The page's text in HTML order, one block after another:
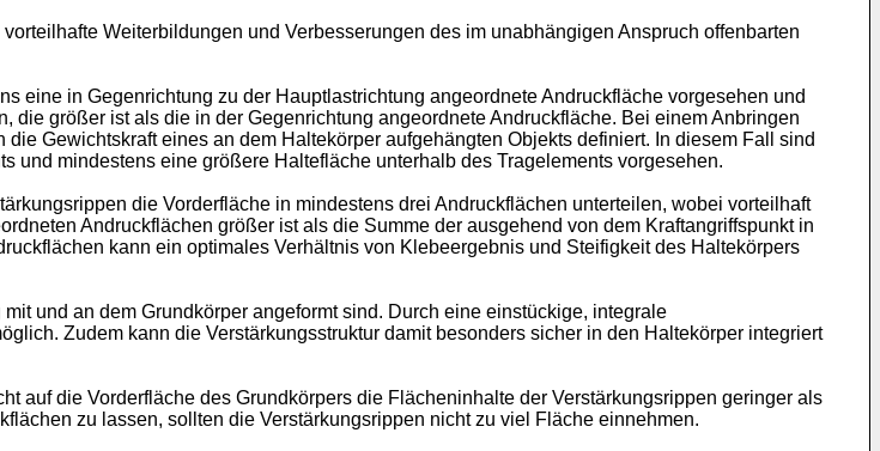
Weiterbildungen und Verbesserungen des im unabhängigen Anspruch offenbarten
eine in Gegenrichtung zu der Hauptlastrichtung angeordnete Andruckfläche vorgesehen und
größer ist als die in der Gegenrichtung angeordnete Andruckfläche. Bei einem Anbringen
Gewichtskraft eines an dem Haltekörper aufgehängten Objekts definiert. In diesem Fall sind
mindestens eine größere Haltefläche unterhalb des Tragelements vorgesehen.
die Vorderfläche in mindestens drei Andruckflächen unterteilen, wobei vorteilhaft
Andruckflächen größer ist als die Summe der ausgehend von dem Kraftangriffspunkt in
kann ein optimales Verhältnis von Klebeergebnis und Steifigkeit des Haltekörpers
und an dem Grundkörper angeformt sind. Durch eine einstückige, integrale
Zudem kann die Verstärkungsstruktur damit besonders sicher in den Haltekörper integriert
auf die Vorderfläche des Grundkörpers die Flächeninhalte der Verstärkungsrippen geringer als
zu lassen, sollten die Verstärkungsrippen nicht zu viel Fläche einnehmen.